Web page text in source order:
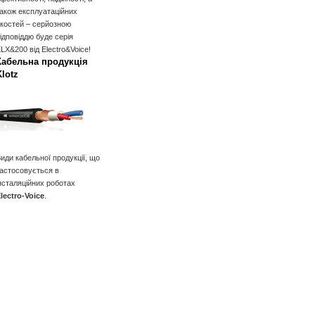
експлуатаційних
– серйозною
буде серія
від Electro&Voice!
продукція
кабельної продукції, що
в
роботах
Voice